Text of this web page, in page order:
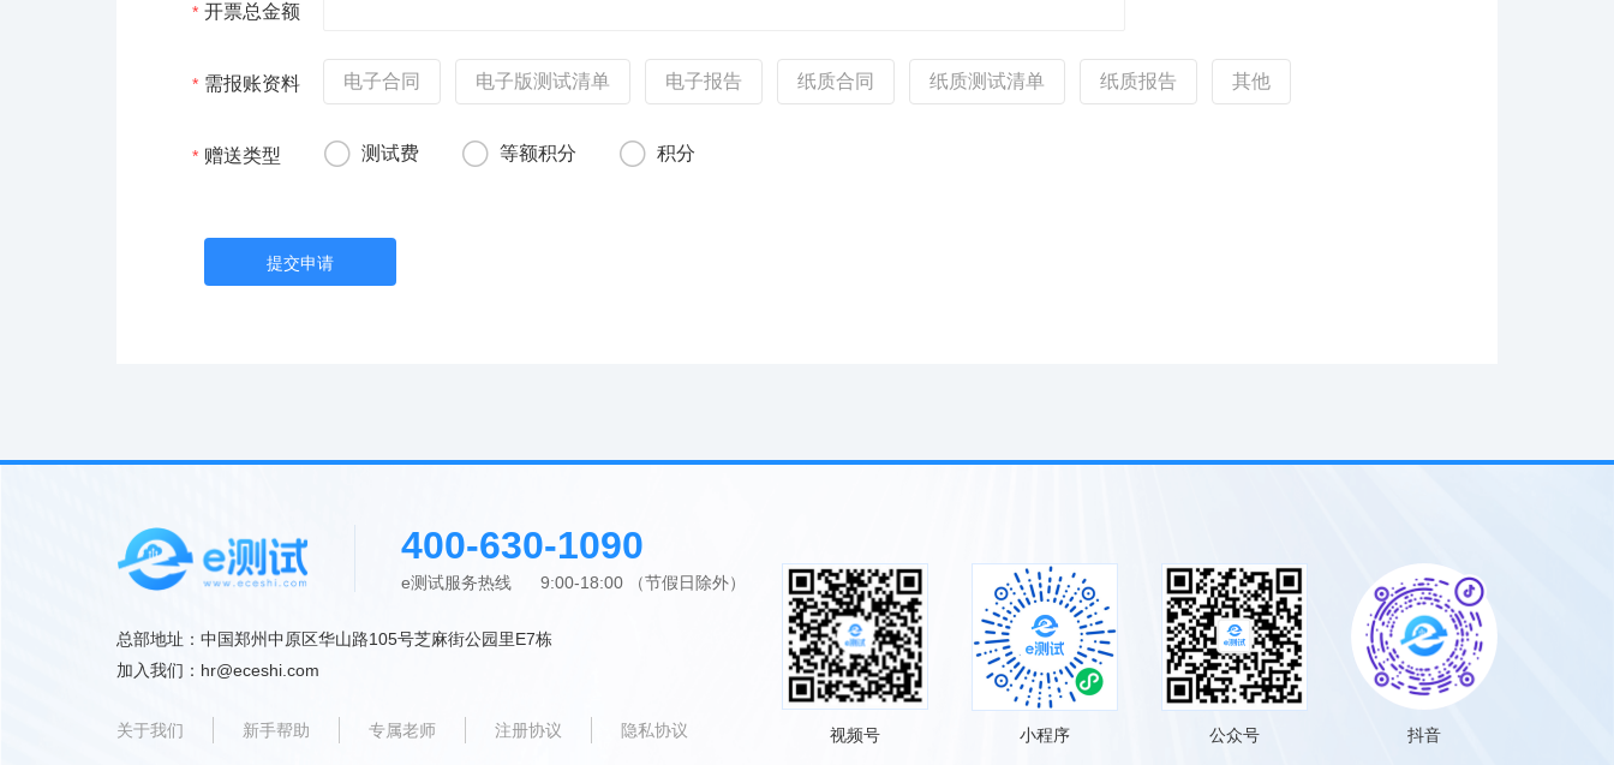
* 开票总金额
* 需报账资料 电子合同 电子版测试清单 电子报告 纸质合同 纸质测试清单 纸质报告 其他
* 赠送类型 测试费 等额积分 积分
提交申请
400-630-1090
e测试服务热线 9:00-18:00 （节假日除外）
总部地址：中国郑州中原区华山路105号芝麻街公园里E7栋
加入我们：hr@eceshi.com
关于我们 新手帮助 专属老师 注册协议 隐私协议 视频号 小程序 公众号 抖音